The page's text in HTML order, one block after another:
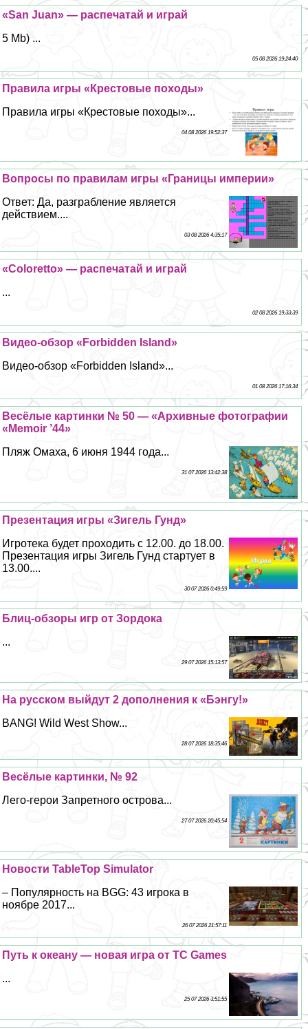
«San Juan» — распечатай и играй
5 Mb) ...
05 08 2026 19:24:40
Правила игры «Крестовые походы»
Правила игры «Крестовые походы»...
04 08 2026 19:52:37
Вопросы по правилам игры «Границы империи»
Ответ: Да, разграбление является
действием....
03 08 2026 4:35:17
«Coloretto» — распечатай и играй
...
02 08 2026 19:33:39
Видео-обзор «Forbidden Island»
Видео-обзор «Forbidden Island»...
01 08 2026 17:16:34
Весёлые картинки № 50 — «Архивные фотографии
«Memoir ’44»
Пляж Омаха, 6 июня 1944 года...
31 07 2026 13:42:38
Презентация игры «Зигель Гунд»
Игротека будет проходить с 12.00. до 18.00.
Презентация игры Зигель Гунд стартует в
13.00....
30 07 2026 0:49:59
Блиц-обзоры игр от Зордока
...
29 07 2026 15:13:57
На русском выйдут 2 дополнения к «Бэнгу!»
BANG! Wild West Show...
28 07 2026 18:35:46
Весёлые картинки, № 92
Лего-герои Запретного острова...
27 07 2026 20:45:54
Новости TableTop Simulator
– Популярность на BGG: 43 игрока в
ноябре 2017...
26 07 2026 21:57:11
Путь к океану — новая игра от TC Games
...
25 07 2026 3:51:55